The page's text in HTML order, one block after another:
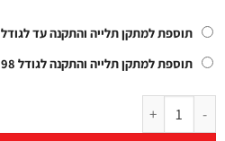
תוספת למתקן תלייה והתקנה עד לגודל 80״
תוספת למתקן תלייה והתקנה לגודל 98״